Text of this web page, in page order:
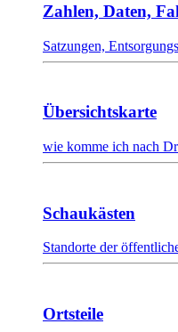
Zahlen, Daten,
Satzungen,
Übersichtskarte
wie komme ich nach
Schaukästen
Standorte der
Ortsteile